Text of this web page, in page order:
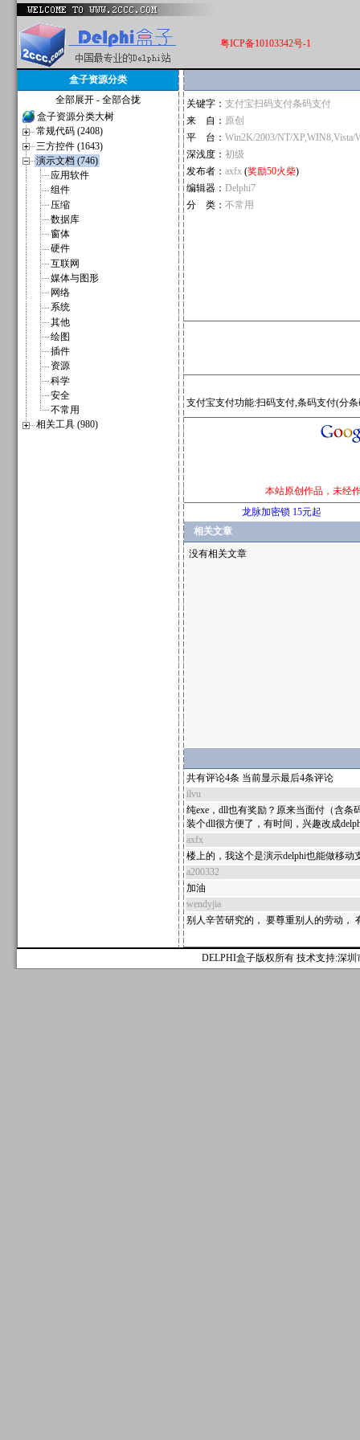
粤ICP备10103342号-1
盒子资源分类
全部展开 - 全部合拢
盒子资源分类大树
常规代码 (2408)
三方控件 (1643)
演示文档 (746)
应用软件
组件
压缩
数据库
窗体
硬件
互联网
媒体与图形
网络
系统
其他
绘图
插件
资源
科学
安全
不常用
相关工具 (980)
关键字： 支付宝扫码支付条码支付
来 自： 原创
平 台： Win2K/2003/NT/XP,WIN8,Vista/
深浅度： 初级
发布者： axfx (奖励50火柴)
编辑器： Delphi7
分 类： 不常用
支付宝支付功能:扫码支付,条码支付(分
本站原创作品，未经
龙脉加密锁 15元起
相关文章
没有相关文章
共有评论4条 当前显示最后4条评论
ilvu
纯exe，dll也有奖励？原来当面付（含条
装个dll很方便了，有时间，兴趣改成
axfx
楼上的，我这个是演示delphi也能做移
a200332
加油
wendyjia
别人辛苦研究的， 要尊重别人的劳动，
DELPHI盒子版权所有 技术支持:深